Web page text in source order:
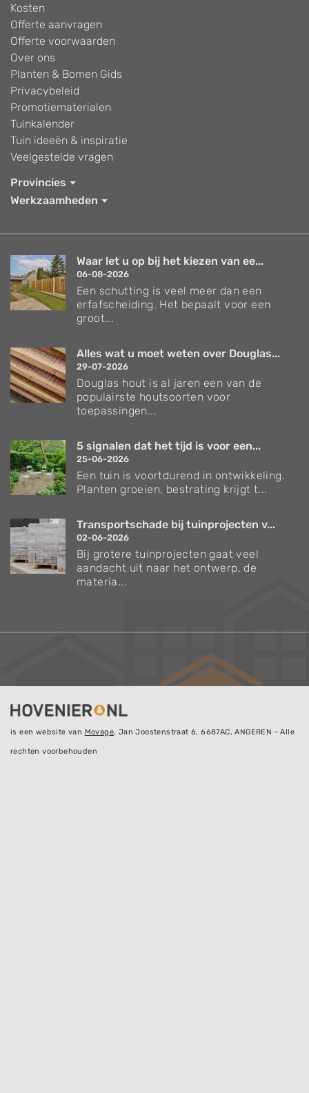
Kosten
Offerte aanvragen
Offerte voorwaarden
Over ons
Planten & Bomen Gids
Privacybeleid
Promotiematerialen
Tuinkalender
Tuin ideeën & inspiratie
Veelgestelde vragen
Provincies
Werkzaamheden
Waar let u op bij het kiezen van ee...
06-08-2026
Een schutting is veel meer dan een
erfafscheiding. Het bepaalt voor een
groot...
Alles wat u moet weten over Douglas...
29-07-2026
Douglas hout is al jaren een van de
populairste houtsoorten voor
toepassingen...
5 signalen dat het tijd is voor een...
25-06-2026
Een tuin is voortdurend in ontwikkeling.
Planten groeien, bestrating krijgt t...
Transportschade bij tuinprojecten v...
02-06-2026
Bij grotere tuinprojecten gaat veel
aandacht uit naar het ontwerp, de
materia...
is een website van Movage, Jan Joostenstraat 6, 6687AC, ANGEREN - Alle
rechten voorbehouden